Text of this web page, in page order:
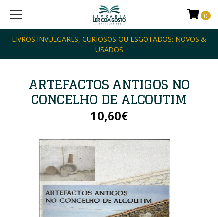
LIVROS INVULGARES, CURIOSOS OU ESGOTADOS: NOVOS &
USADOS
0
ARTEFACTOS ANTIGOS NO
CONCELHO DE ALCOUTIM
10,60€